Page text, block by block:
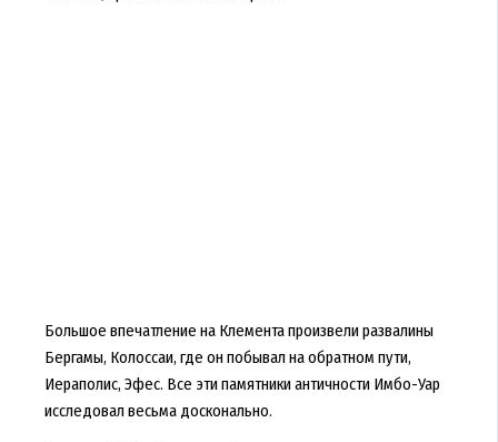
Большое впечатление на Клемента произвели развалины
Бергамы, Колоссаи, где он побывал на обратном пути,
Иераполис, Эфес. Все эти памятники античности Имбо-Уар
исследовал весьма досконально.